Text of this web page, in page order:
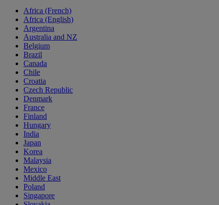
Africa (French)
Africa (English)
Argentina
Australia and NZ
Belgium
Brazil
Canada
Chile
Croatia
Czech Republic
Denmark
France
Finland
Hungary
India
Japan
Korea
Malaysia
Mexico
Middle East
Poland
Singapore